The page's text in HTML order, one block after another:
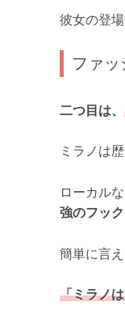
彼女の登
ファ
二つ目は、
ミラノは
ローカル
強のフッ
簡単に言
「ミラノ